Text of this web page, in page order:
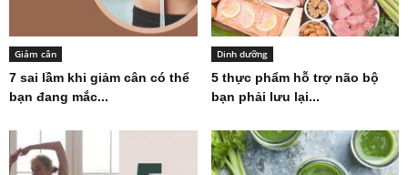
Giảm cân
7 sai lầm khi giảm cân có thể
bạn đang mắc...
Dinh dưỡng
5 thực phẩm hỗ trợ não bộ
bạn phải lưu lại...